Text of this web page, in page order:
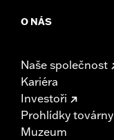
O NÁS
Naše společnost
Kariéra
Investoři
Prohlídky továrny
Muzeum